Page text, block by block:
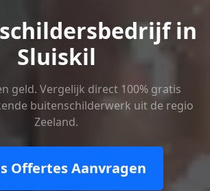
in
Sluiskil
geld. Vergelijk direct 100% gratis
buitenschilderwerk uit de regio
Zeeland.
Offertes Aanvragen